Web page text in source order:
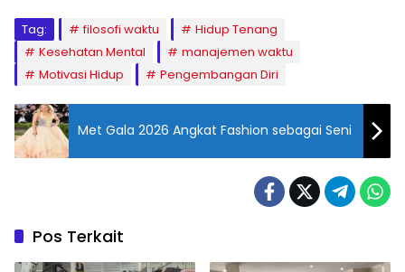
Tag: filosofi waktu
Hidup Tenang
Kesehatan Mental
manajemen waktu
Motivasi Hidup
Pengembangan Diri
Met Gala 2026 Angkat Fashion sebagai Seni
Pos Terkait